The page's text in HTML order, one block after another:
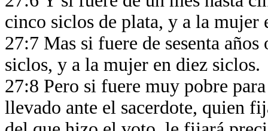
cinco siclos de plata, y a la mujer
27:7 Mas si fuere de sesenta
siclos, y a la mujer en diez siclos.
27:8 Pero si fuere muy pobre
llevado ante el sacerdote, quien